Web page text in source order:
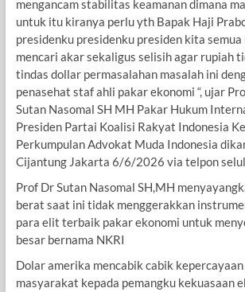
mengancam stabilitas keamanan dimana
untuk itu kiranya perlu yth Bapak Haji
presidenku presidenku presiden kita semua
mencari akar sekaligus selisih agar rupiah
tindas dollar permasalahan masalah ini
penasehat staf ahli pakar ekonomi “, ujar
Sutan Nasomal SH MH Pakar Hukum
Presiden Partai Koalisi Rakyat Indonesia
Perkumpulan Advokat Muda Indonesia
Cijantung Jakarta 6/6/2026 via telpon
Prof Dr Sutan Nasomal SH,MH
berat saat ini tidak menggerakkan
para elit terbaik pakar ekonomi untuk
besar bernama NKRI
Dolar amerika mencabik cabik
masyarakat kepada pemangku kekuasaan